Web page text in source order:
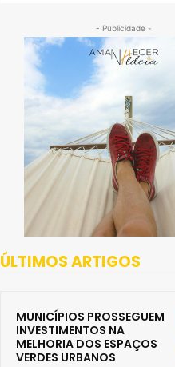
- Publicidade -
ÚLTIMOS ARTIGOS
MUNICÍPIOS PROSSEGUEM
INVESTIMENTOS NA
MELHORIA DOS ESPAÇOS
VERDES URBANOS